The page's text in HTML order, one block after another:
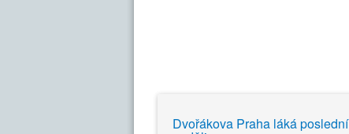
Dvořákova Praha láká